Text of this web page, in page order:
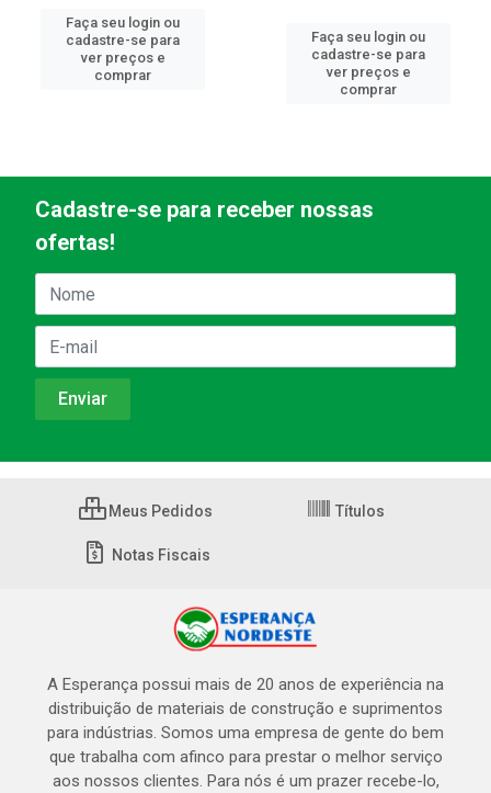
Faça seu login ou
cadastre-se para
ver preços e
comprar
Faça seu login ou
cadastre-se para
ver preços e
comprar
Cadastre-se para receber nossas
ofertas!
Meus Pedidos Títulos
Notas Fiscais
A Esperança possui mais de 20 anos de experiência na
distribuição de materiais de construção e suprimentos
para indústrias. Somos uma empresa de gente do bem
que trabalha com afinco para prestar o melhor serviço
aos nossos clientes. Para nós é um prazer recebe-lo,